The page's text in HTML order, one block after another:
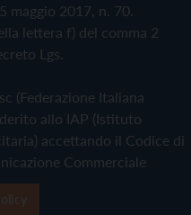
maggio 2017, n. 70.
lettera f) del comma 2
Lgs.
(Federazione Italiana
allo IAP (Istituto
accettando il Codice di
Commerciale